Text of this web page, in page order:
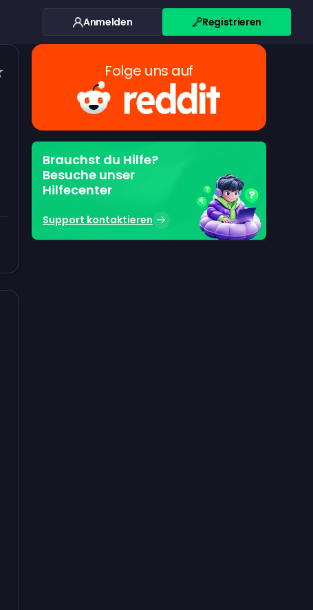
Anmelden Registrieren
Folge uns auf
Brauchst du Hilfe?
Besuche unser
Hilfecenter
Support kontaktieren